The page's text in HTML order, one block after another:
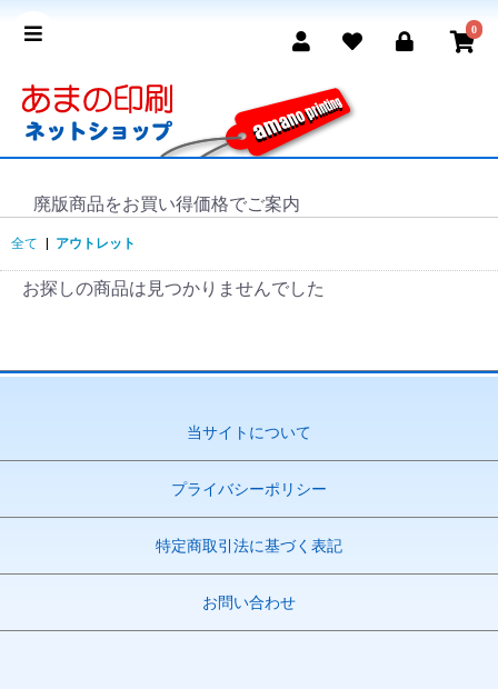
0
廃版商品をお買い得価格でご案内
全て アウトレット
お探しの商品は見つかりませんでした
当サイトについて
プライバシーポリシー
特定商取引法に基づく表記
お問い合わせ